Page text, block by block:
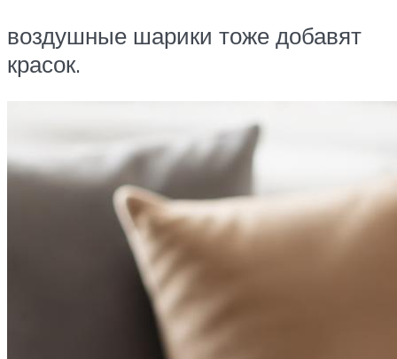
воздушные шарики тоже добавят
красок.